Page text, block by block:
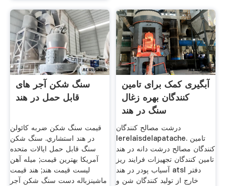
سنگ شکن آجر های
قابل حمل در هند
قیمت سنگ شکن ضربه کائولن
در هند استشاري. سنگ شکن
سنگ قابل حمل ایالات متحده
آمریکا بهترین قیمت; میله آهن
لیست قیمت هند; هند قیمت
ماشینزباله دست سنگ شکن آجر
آبگیری کمک برای تامین
کنندگان بهره زغال
سنگ در هند
درشت مصالح کنندگان
lerelaisdelapatache. تامین
کنندگان مصالح درشت دانه در هند
تامین کنندگان تجهیزات فرایند ریز
آسیاب پودر در هند atsl دفتر
خارج از تولید کنندگان شن و